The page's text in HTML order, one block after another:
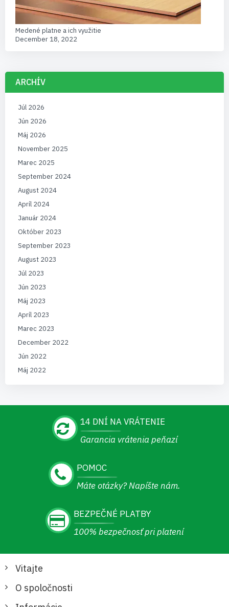
Medené platne a ich využitie
December 18, 2022
ARCHÍV
Júl 2026
Jún 2026
Máj 2026
November 2025
Marec 2025
September 2024
August 2024
Apríl 2024
Január 2024
Október 2023
September 2023
August 2023
Júl 2023
Jún 2023
Máj 2023
Apríl 2023
Marec 2023
December 2022
Jún 2022
Máj 2022
14 DNÍ NA VRÁTENIE
Garancia vrátenia peňazí
POMOC
Máte otázky? Napíšte nám.
BEZPEČNÉ PLATBY
100% bezpečnosť pri platení
Vitajte
O spoločnosti